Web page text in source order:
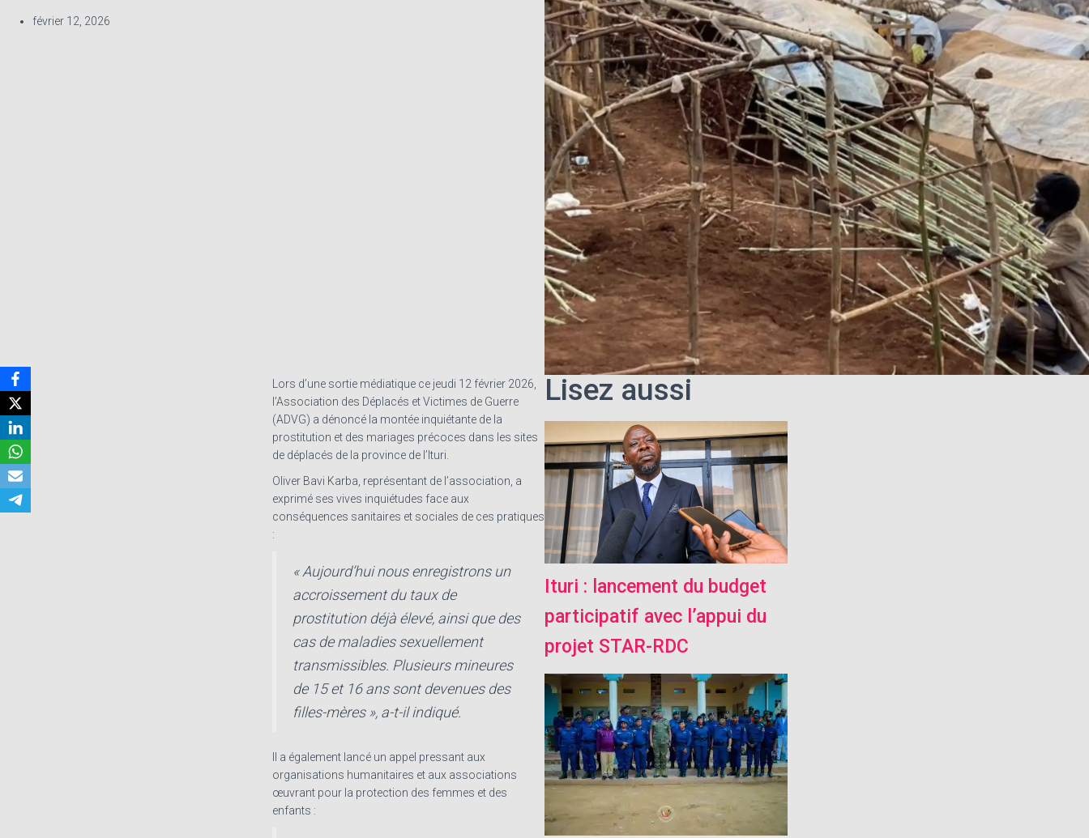
février 12, 2026
Lors d’une sortie médiatique ce jeudi 12 février 2026,
l’Association des Déplacés et Victimes de Guerre
(ADVG) a dénoncé la montée inquiétante de la
prostitution et des mariages précoces dans les sites
de déplacés de la province de l’Ituri.
Oliver Bavi Karba, représentant de l’association, a
exprimé ses vives inquiétudes face aux
conséquences sanitaires et sociales de ces pratiques
:
« Aujourd’hui nous enregistrons un
accroissement du taux de
prostitution déjà élevé, ainsi que des
cas de maladies sexuellement
transmissibles. Plusieurs mineures
de 15 et 16 ans sont devenues des
filles-mères », a-t-il indiqué.
Il a également lancé un appel pressant aux
organisations humanitaires et aux associations
œuvrant pour la protection des femmes et des
enfants :
Lisez aussi
Ituri : lancement du budget
participatif avec l’appui du
projet STAR-RDC